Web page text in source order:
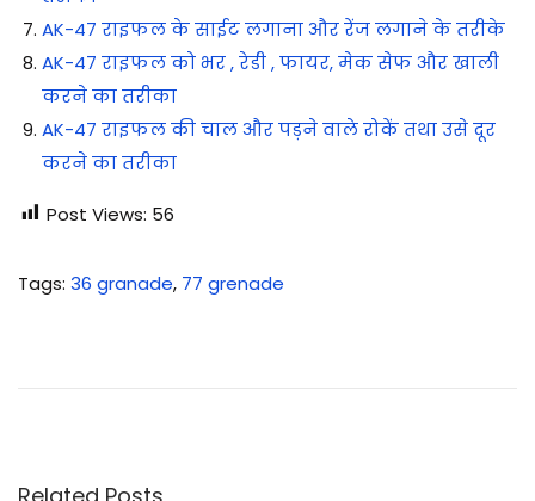
AK-47 राइफल के साईट लगाना और रेंज लगाने के तरीके
AK-47 राइफल को भर , रेडी , फायर, मेक सेफ और खाली
करने का तरीका
AK-47 राइफल की चाल और पड़ने वाले रोकें तथा उसे दूर
करने का तरीका
Post Views: 56
Tags: 36 granade, 77 grenade
में
Related Posts